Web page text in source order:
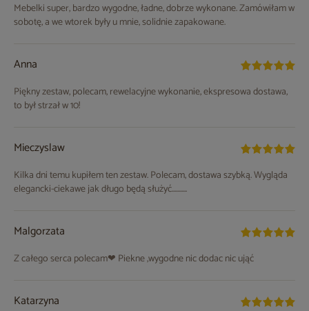
Mebelki super, bardzo wygodne, ładne, dobrze wykonane. Zamówiłam w
sobotę, a we wtorek były u mnie, solidnie zapakowane.
Anna
Piękny zestaw, polecam, rewelacyjne wykonanie, ekspresowa dostawa,
to był strzał w 10!
Mieczyslaw
Kilka dni temu kupiłem ten zestaw. Polecam, dostawa szybką. Wygląda
elegancki-ciekawe jak długo będą służyć...........
Malgorzata
Z całego serca polecam❤ Piekne ,wygodne nic dodac nic ująć
Katarzyna